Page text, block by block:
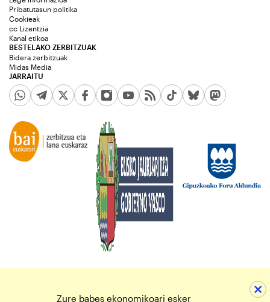
JARRAITU
Pribatutasun politika
Cookieak
cc Lizentzia
Kanal etikoa
BESTELAKO ZERBITZUAK
Bidera zerbitzuak
Midas Media
Zure babes ekonomikoari esker